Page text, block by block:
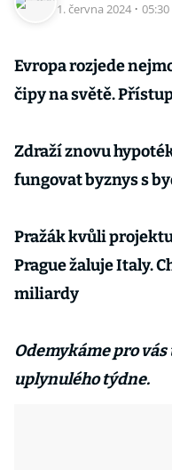
1. června 2024 · 05:30
Evropa rozjede
čipy na světě.
Zdraží znovu
fungovat byznys s
Pražák kvůli
Prague žaluje Italy.
miliardy
Odemykáme pro
uplynulého týdne.